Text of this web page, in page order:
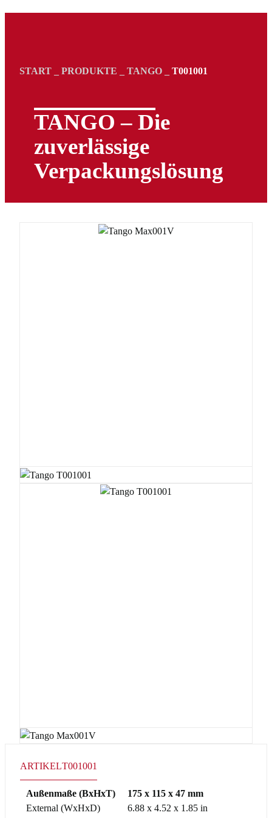
START PRODUKTE TANGO T001001
TANGO – Die
zuverlässige
Verpackungs­lösung
ARTIKELT001001
Außenmaße (BxHxT)
External (WxHxD)
175 x 115 x 47 mm
6.88 x 4.52 x 1.85 in